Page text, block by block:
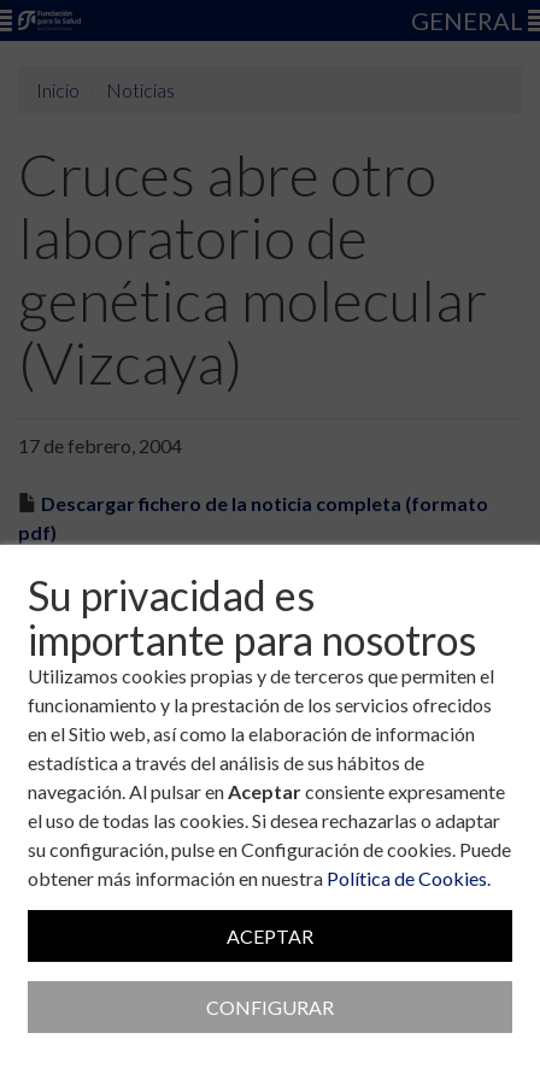
Su privacidad es
importante para nosotros
Utilizamos cookies propias y de terceros que permiten el
funcionamiento y la prestación de los servicios ofrecidos
en el Sitio web, así como la elaboración de información
estadística a través del análisis de sus hábitos de
navegación. Al pulsar enAceptarconsiente expresamente
el uso de todas las cookies. Si desea rechazarlas o adaptar
su configuración, pulse en Configuración de cookies. Puede
obtener más información en nuestra Política de Cookies.
ACEPTAR
CONFIGURAR
GENERAL
Inicio Noticias
Cruces abre otro
laboratorio de
genética molecular
(Vizcaya)
17 de febrero, 2004
Descargar fichero de la noticia completa (formato
pdf)
Colaboran con la Fundación